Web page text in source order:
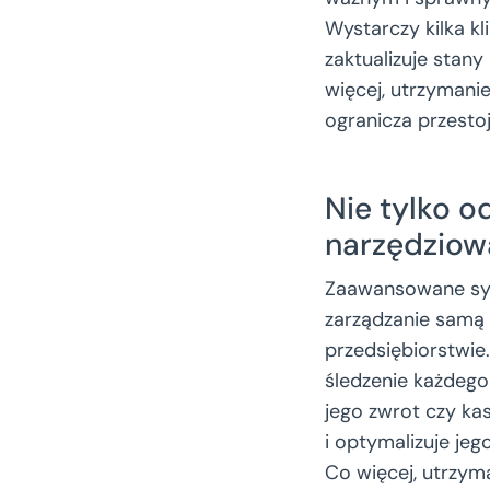
Wystarczy kilka
zaktualizuje
więcej,
ogranicza
Nie tylko
Zaawansowane
zarządzanie
śledzenie
jego zwrot czy
i optymalizuje
Co więcej,